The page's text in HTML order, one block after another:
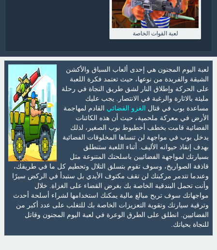
لعبة القوات الخاصة
لعبة اليوم المجنون هي إحدى ألعاب السباق والأكشن
الشيقة والفريدة من نوعها، حيث تعتمد فكرة اللعبة
على الحركة وإطلاق النار لشق طريق النجاة في رحلة
مليئة بالاثارة والرغبة في الانتصار. يجب عليك
مساعدة بوب في قتال الغزو الفضائي القادم لمهاجمة
الأرض في معركة ملحمية، حيث أن هذه الكائنات
الفضائية قامت بخطف أخطبوط بوب الصغير، لذلك
يدخل بوب في مواجهة لن تنساها المخلوقات الفضائية
بهدف إنقاذ حيوانه الأليف. أثناء اللعبة ستنطلق
بسيارتك لمواجهة الفضائيين باسلحتك المتنوعة مثل
قاذفة الصواريخ، وسوف تقوم بتسلق التلال وتحطيم كل ما في طريقك،
وعندما تتدمر مركبتك لن تقف مكتوف الأيدي بل ستبدأ في الركض سيرًا
وأنت تحمل البندقية الخاصة بك بغرض القضاء على الغزاة. خلال
مواجهاتك سوف تربح مبالغ مالية يمكنك استخدامها لشراء أسلحة أحدث
وترقية سيارتك وتقوية التعزيزات الخاصة بك للتغلب على عدد أكبر من
الفضائيين. انطلق على الطرق الوعرة في لعبة اليوم المجنون وقاتل
للنجاة بحياتك.